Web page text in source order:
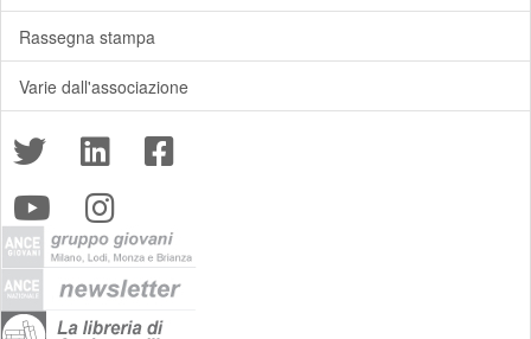
Rassegna stampa
Varie dall'associazione